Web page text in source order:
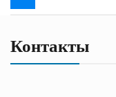
navigation
Контакты